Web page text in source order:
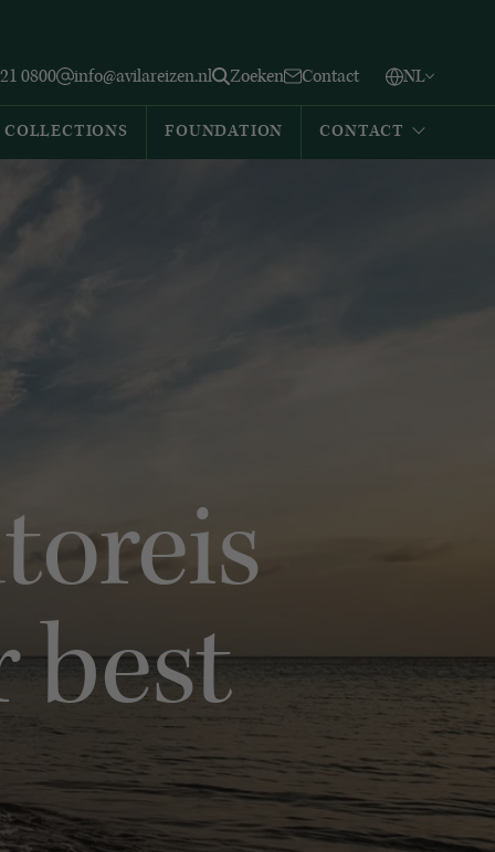
0800 info@avilareizen.nl Zoeken Contact NL
Español
COLLECTIONS FOUNDATION CONTACT
best